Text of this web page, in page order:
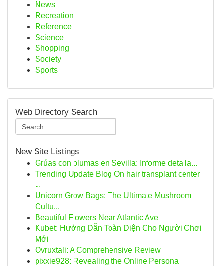
News
Recreation
Reference
Science
Shopping
Society
Sports
Web Directory Search
New Site Listings
Grúas con plumas en Sevilla: Informe detalla...
Trending Update Blog On hair transplant center
...
Unicorn Grow Bags: The Ultimate Mushroom
Cultu...
Beautiful Flowers Near Atlantic Ave
Kubet: Hướng Dẫn Toàn Diện Cho Người Chơi
Mới
Ovruxtali: A Comprehensive Review
pixxie928: Revealing the Online Persona